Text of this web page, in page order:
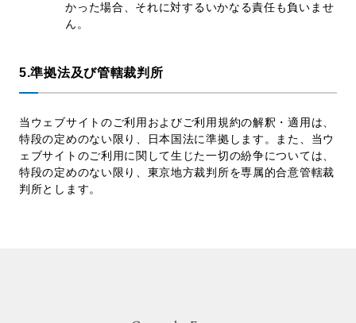
かった場合、それに対するいかなる責任も負いませ
ん。
5.準拠法及び管轄裁判所
当ウェブサイトのご利用およびご利用規約の解釈・適用は、
特段の定めのない限り、日本国法に準拠します。また、当ウ
ェブサイトのご利用に関して生じた一切の紛争については、
特段の定めのない限り、東京地方裁判所を専属的合意管轄裁
判所とします。